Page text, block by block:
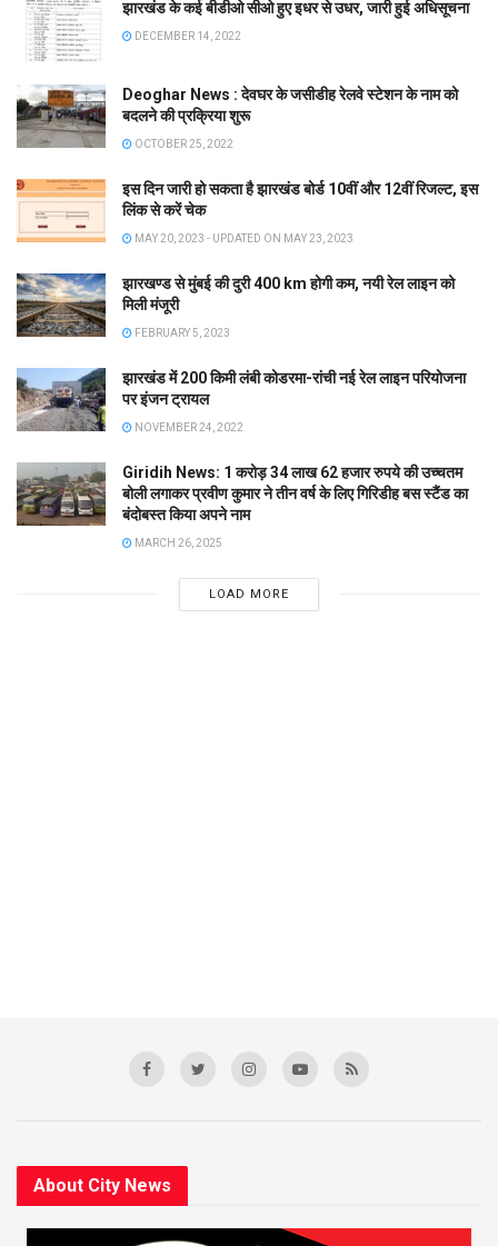
झारखंड के कई बीडीओ सीओ हुए इधर से उधर, जारी हुई अधिसूचना
DECEMBER 14, 2022
Deoghar News : देवघर के जसीडीह रेलवे स्टेशन के नाम को
बदलने की प्रक्रिया शुरू
OCTOBER 25, 2022
इस दिन जारी हो सकता है झारखंड बोर्ड 10वीं और 12वीं रिजल्ट, इस
लिंक से करें चेक
MAY 20, 2023 - UPDATED ON MAY 23, 2023
झारखण्ड से मुंबई की दुरी 400 km होगी कम, नयी रेल लाइन को
मिली मंजूरी
FEBRUARY 5, 2023
झारखंड में 200 किमी लंबी कोडरमा-रांची नई रेल लाइन परियोजना
पर इंजन ट्रायल
NOVEMBER 24, 2022
Giridih News: 1 करोड़ 34 लाख 62 हजार रुपये की उच्चतम
बोली लगाकर प्रवीण कुमार ने तीन वर्ष के लिए गिरिडीह बस स्टैंड का
बंदोबस्त किया अपने नाम
MARCH 26, 2025
LOAD MORE
About City News